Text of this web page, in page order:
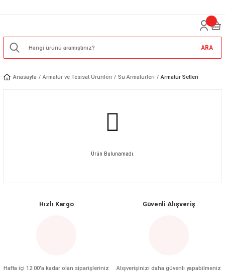
ARA
Anasayfa Armatür ve Tesisat Ürünleri Su Armatürleri Armatür Setleri
Ürün Bulunamadı.
Hızlı Kargo
Hafta içi 12:00'a kadar olan siparişleriniz
Güvenli Alışveriş
Alışverişinizi daha güvenli yapabilmeniz